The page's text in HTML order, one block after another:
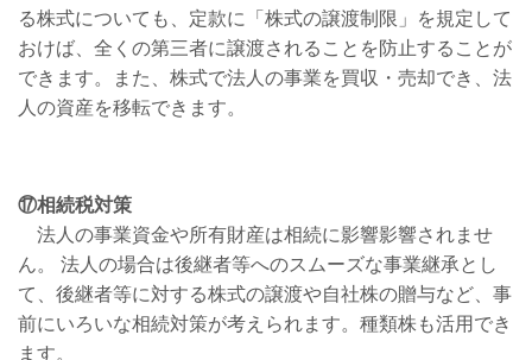
る株式についても、定款に「株式の譲渡制限」を規定して
おけば、全くの第三者に譲渡されることを防止することが
できます。また、株式で法人の事業を買収・売却でき、法
人の資産を移転できます。
⑰相続税対策
法人の事業資金や所有財産は相続に影響影響されませ
ん。 法人の場合は後継者等へのスムーズな事業継承とし
て、後継者等に対する株式の譲渡や自社株の贈与など、事
前にいろいな相続対策が考えられます。種類株も活用でき
ます。